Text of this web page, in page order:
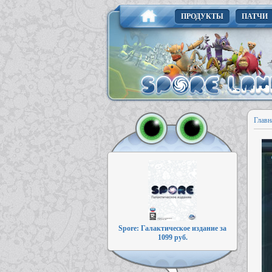
ПРОДУКТЫ ПАТЧИ
Spore: Галактическое издание за
1099 руб.